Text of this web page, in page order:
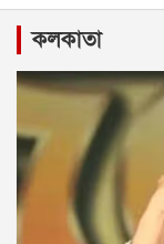
কলকাতা